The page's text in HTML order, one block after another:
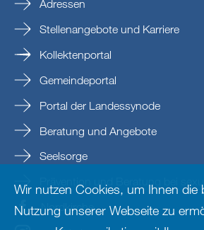
Adressen
Stellenangebote und Karriere
Kollektenportal
Gemeindeportal
Portal der Landessynode
Beratung und Angebote
Seelsorge
Nordkirche
Wir nutzen Cookies, um Ihnen die
Nutzung unserer Webseite zu